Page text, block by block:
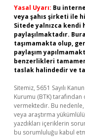
Yasal Uyarı: Bu
veya şahıs şirketi ile
Sitede yalnızca kendi
paylaşılmaktadır.
taşımamakta olup,
paylaşım
benzerlikleri
taslak halindedir ve
Sitemiz, 5651 Sayılı
Kurumu (BTK) tarafından
vermektedir. Bu
veya araştırma
yazdıkları içeriklerin
bu sorumluluğu kabul